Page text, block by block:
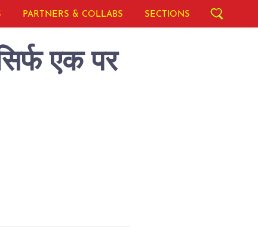
PARTNERS & COLLABS SECTIONS
एक पर